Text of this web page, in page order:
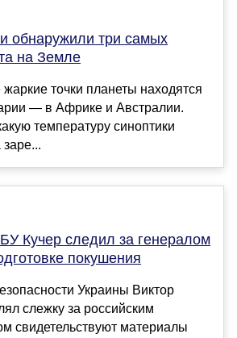
обнаружили три самых
на Земле
точки планеты находятся
— в Африке и Австралии.
температуру синоптики
Кучер следил за генералом
покушения
Украины Виктор
слежку за российским
свидетельствуют материалы